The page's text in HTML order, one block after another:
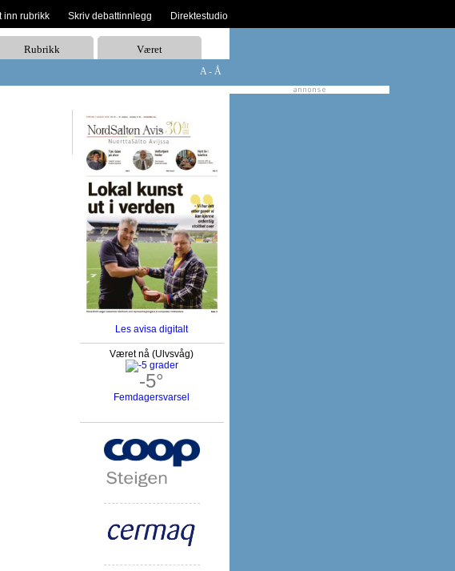
inn rubrikk Skriv debattinnlegg Direktestudio
Rubrikk Været
A - Å
Les avisa digitalt
Været nå (Ulvsvåg)
-5°
Femdagersvarsel